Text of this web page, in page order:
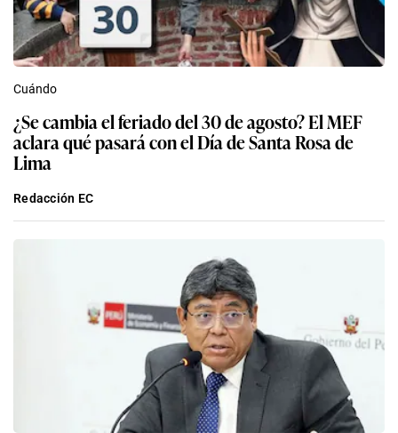
Cuándo
¿Se cambia el feriado del 30 de agosto? El MEF
aclara qué pasará con el Día de Santa Rosa de
Lima
Redacción EC